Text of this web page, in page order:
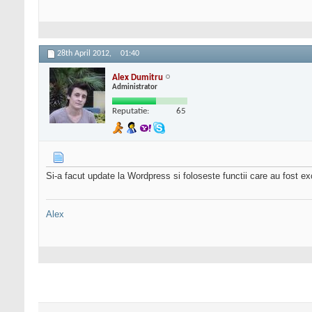
28th April 2012, 01:40
Alex Dumitru
Administrator
Reputatie: 65
Si-a facut update la Wordpress si foloseste functii care au fost
Alex